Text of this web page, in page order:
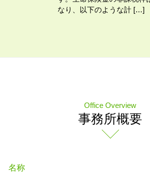
なり、以下のような計 […]
Office Overview
事務所概要
名称